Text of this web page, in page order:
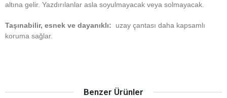
altına gelir. Yazdırılanlar asla soyulmayacak veya solmayacak.
Taşınabilir, esnek ve dayanıklı:
uzay çantası daha kapsamlı
koruma sağlar.
Benzer Ürünler